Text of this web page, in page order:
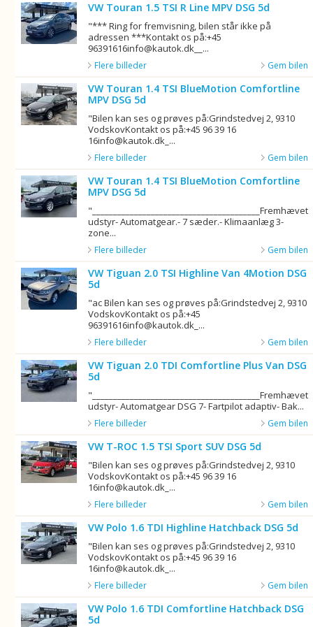
VW Touran 1.5 TSI R Line MPV DSG 5d
"*** Ring for fremvisning, bilen står ikke på
adressen ***Kontakt os på:+45
96391616info@kautok.dk__...
Gem bilen
Flere billeder
VW Touran 1.4 TSI BlueMotion Comfortline
MPV DSG 5d
"Bilen kan ses og prøves på:Grindstedvej 2, 9310
VodskovKontakt os på:+45 96 39 16
16info@kautok.dk_...
Gem bilen
Flere billeder
VW Touran 1.4 TSI BlueMotion Comfortline
MPV DSG 5d
"________________________________________Fremhævet
udstyr- Automatgear.- 7 sæder.- Klimaanlæg 3-
zone...
Gem bilen
Flere billeder
VW Tiguan 2.0 TSI Highline Van 4Motion DSG
5d
"ac Bilen kan ses og prøves på:Grindstedvej 2, 9310
VodskovKontakt os på:+45
96391616info@kautok.dk_...
Gem bilen
Flere billeder
VW Tiguan 2.0 TDI Comfortline Plus Van DSG
5d
"________________________________________Fremhævet
udstyr- Automatgear DSG 7- Fartpilot adaptiv- Bak...
Gem bilen
Flere billeder
VW T-ROC 1.5 TSI Sport SUV DSG 5d
"Bilen kan ses og prøves på:Grindstedvej 2, 9310
VodskovKontakt os på:+45 96 39 16
16info@kautok.dk_...
Gem bilen
Flere billeder
VW Polo 1.6 TDI Highline Hatchback DSG 5d
"Bilen kan ses og prøves på:Grindstedvej 2, 9310
VodskovKontakt os på:+45 96 39 16
16info@kautok.dk_...
Gem bilen
Flere billeder
VW Polo 1.6 TDI Comfortline Hatchback DSG
5d